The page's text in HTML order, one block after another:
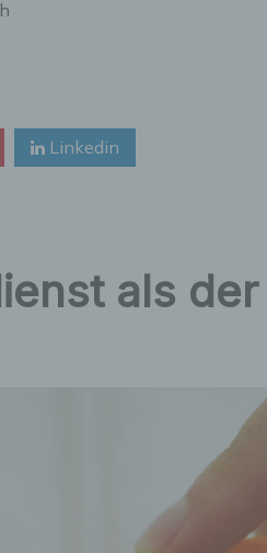
Linkedin
als